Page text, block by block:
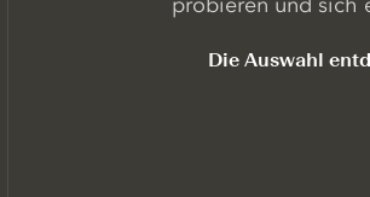
Die Auswahl